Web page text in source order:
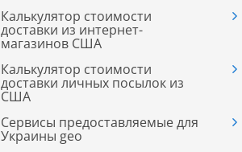
Калькулятор стоимости
доставки из интернет-
магазинов США
Калькулятор стоимости
доставки личных посылок из
США
Сервисы предоставляемые для
Украины geo